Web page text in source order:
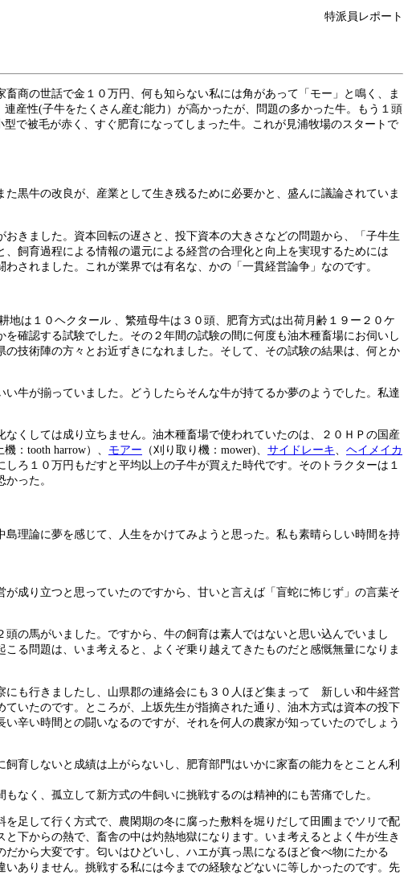
特派員レポート
の世話で金１０万円、何も知らない私には角があって「モー」と鳴く、ま
産性(子牛をたくさん産む能力）が高かったが、問題の多かった牛。もう１頭
で被毛が赤く、すぐ肥育になってしまった牛。これが見浦牧場のスタートで
黒牛の改良が、産業として生き残るために必要かと、盛んに議論されていま
きました。資本回転の遅さと、投下資本の大きさなどの問題から、「子牛生
飼育過程による情報の還元による経営の合理化と向上を実現するためには
されました。これが業界では有名な、かの「一貫経営論争」なのです。
は１０ヘクタール 、繁殖母牛は３０頭、肥育方式は出荷月齢１９ー２０ケ
確認する試験でした。その２年間の試験の間に何度も油木種畜場にお伺いし
技術陣の方々とお近ずきになれました。そして、その試験の結果は、何とか
牛が揃っていました。どうしたらそんな牛が持てるか夢のようでした。私達
くしては成り立ちません。油木種畜場で使われていたのは、２０ＨＰの国産
機：tooth harrow）、 モアー （刈り取り機：mower)、 サイドレーキ、 ヘイメイカ
ろ１０万円もだすと平均以上の子牛が買えた時代です。そのトラクターは１
った。
理論に夢を感じて、人生をかけてみようと思った。私も素晴らしい時間を持
成り立つと思っていたのですから、甘いと言えば「盲蛇に怖じず」の言葉そ
の馬がいました。ですから、牛の飼育は素人ではないと思い込んでいまし
る問題は、いま考えると、よくぞ乗り越えてきたものだと感慨無量になりま
も行きましたし、山県郡の連絡会にも３０人ほど集まって 新しい和牛経営
いたのです。ところが、上坂先生が指摘された通り、油木方式は資本の投下
辛い時間との闘いなるのですが、それを何人の農家が知っていたのでしょう
育しないと成績は上がらないし、肥育部門はいかに家畜の能力をとことん利
く、孤立して新方式の牛飼いに挑戦するのは精神的にも苦痛でした。
足して行く方式で、農閑期の冬に腐った敷料を堀りだして田圃までソリで配
下からの熱で、畜舎の中は灼熱地獄になります。いま考えるとよく牛が生き
から大変です。匂いはひどいし、ハエが真っ黒になるほど食べ物にたかる
ありません。挑戦する私には今までの経験などないに等しかったのです。先